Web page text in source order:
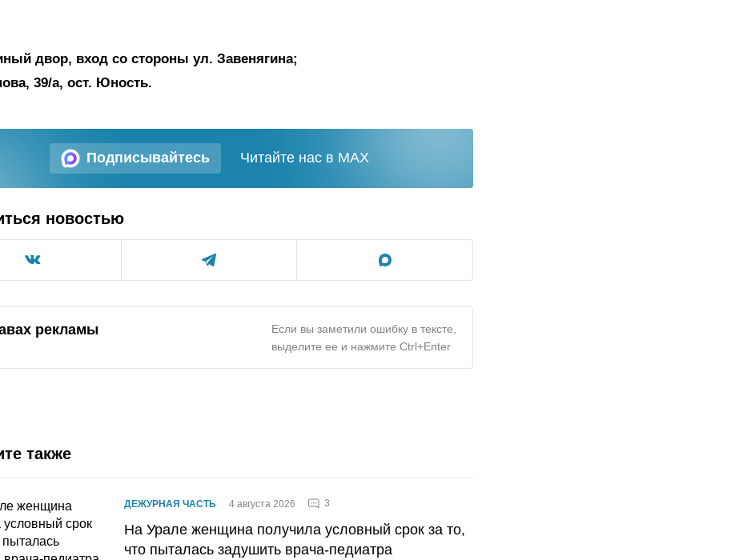
двор, вход со стороны ул. Завенягина;
39/а, ост. Юность.
Подписывайтесь Читайте нас в MAX
новостью
рекламы
Если вы заметили ошибку в тексте,
выделите ее и нажмите Ctrl+Enter
также
ДЕЖУРНАЯ ЧАСТЬ 4 августа 2026 3
На Урале женщина получила условный срок за то,
что пыталась задушить врача-педиатра